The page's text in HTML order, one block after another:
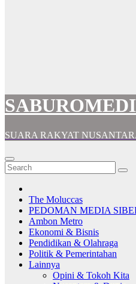
SUARA RAKYAT
The Moluccas
PEDOMAN MEDIA
Ambon Metro
Ekonomi & Bisnis
Pendidikan & Olahraga
Politik & Pemerintahan
Lainnya
Opini & Tokoh Kita